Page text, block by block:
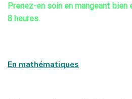
Prenez-en soin en mangeant bien
8 heures.
En mathématiques